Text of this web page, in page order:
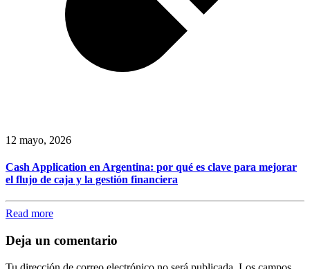
12 mayo, 2026
Cash Application en Argentina: por qué es clave para mejorar
el flujo de caja y la gestión financiera
Read more
Deja un comentario